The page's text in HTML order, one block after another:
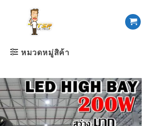
หมวดหมู่สิค้า